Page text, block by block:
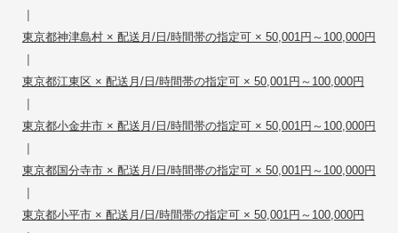
|
東京都神津島村 × 配送月/日/時間帯の指定可 × 50,001円～100,000円
|
東京都江東区 × 配送月/日/時間帯の指定可 × 50,001円～100,000円
|
東京都小金井市 × 配送月/日/時間帯の指定可 × 50,001円～100,000円
|
東京都国分寺市 × 配送月/日/時間帯の指定可 × 50,001円～100,000円
|
東京都小平市 × 配送月/日/時間帯の指定可 × 50,001円～100,000円